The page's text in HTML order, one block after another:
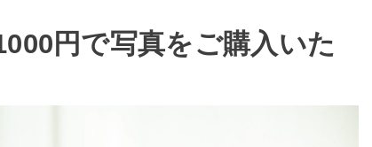
円で写真をご購入いた